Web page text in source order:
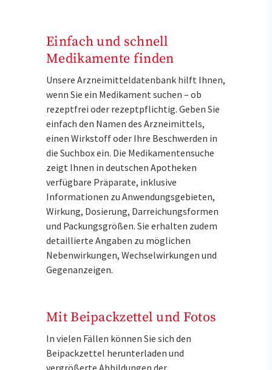
Einfach und schnell
Medikamente finden
Unsere Arzneimitteldatenbank hilft Ihnen,
wenn Sie ein Medikament suchen – ob
rezeptfrei oder rezeptpflichtig. Geben Sie
einfach den Namen des Arzneimittels,
einen Wirkstoff oder Ihre Beschwerden in
die Suchbox ein. Die Medikamentensuche
zeigt Ihnen in deutschen Apotheken
verfügbare Präparate, inklusive
Informationen zu Anwendungsgebieten,
Wirkung, Dosierung, Darreichungsformen
und Packungsgrößen. Sie erhalten zudem
detaillierte Angaben zu möglichen
Nebenwirkungen, Wechselwirkungen und
Gegenanzeigen.
Mit Beipackzettel und Fotos
In vielen Fällen können Sie sich den
Beipackzettel herunterladen und
vergrößerte Abbildungen der